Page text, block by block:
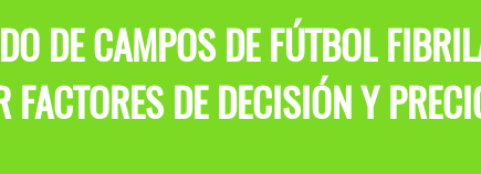
DE CAMPOS DE FÚTBOL
DE DECISIÓN Y